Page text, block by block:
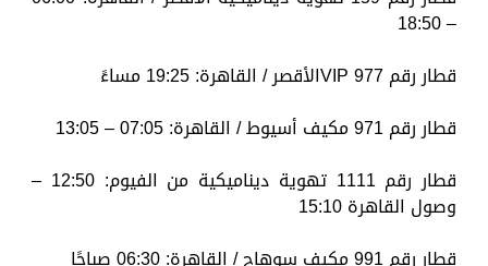
– 18:50
قطار رقم 977 VIPالأقصر / القاهرة: 19:25 مساءً
قطار رقم 971 مكيف أسيوط / القاهرة: 07:05 – 13:05
قطار رقم 1111 تهوية ديناميكية من الفيوم: 12:50 –
وصول القاهرة 15:10